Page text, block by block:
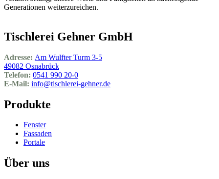
Generationen weiterzureichen.
Tischlerei Gehner GmbH
Adresse: Am Wulfter Turm 3-5
49082 Osnabrück
Telefon: 0541 990 20-0
E-Mail: info@tischlerei-gehner.de
Produkte
Fenster
Fassaden
Portale
Über uns